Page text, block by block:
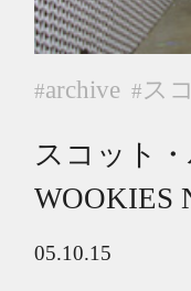
#archive #ス
スコット
05.10.15